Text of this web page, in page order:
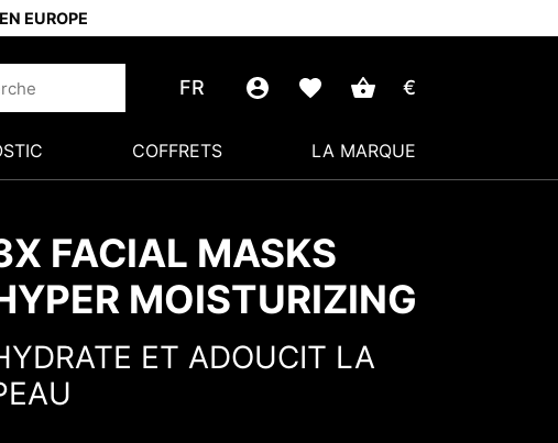
EUROPE
FR €
COFFRETS LA MARQUE
FACIAL MASKS
MOISTURIZING
ET ADOUCIT LA